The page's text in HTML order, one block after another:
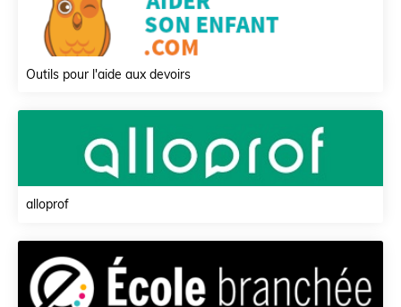
Outils pour l'aide aux devoirs
alloprof